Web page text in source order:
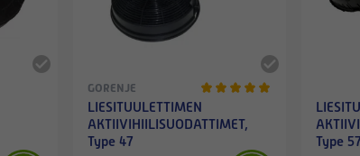
GORENJE
LIESITUULETTIMEN
AKTIIVIHIILISUODATTIMET,
Type 47
Type